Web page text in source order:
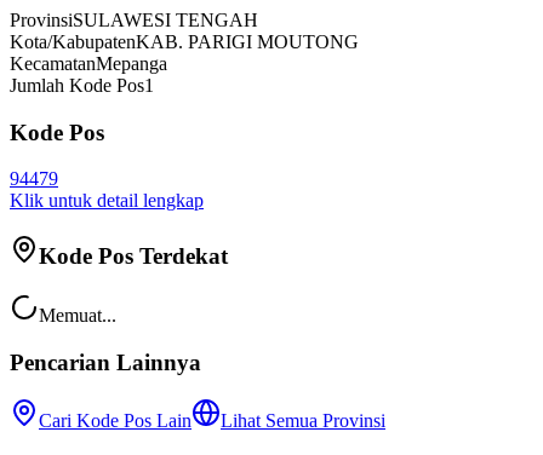
ProvinsiSULAWESI TENGAH
Kota/KabupatenKAB. PARIGI MOUTONG
KecamatanMepanga
Jumlah Kode Pos1
Kode Pos
94479
Klik untuk detail lengkap
Kode Pos Terdekat
Memuat...
Pencarian Lainnya
Cari Kode Pos Lain Lihat Semua Provinsi